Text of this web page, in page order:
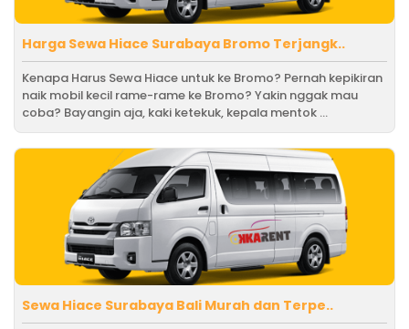
Harga Sewa Hiace Surabaya Bromo Terjangk..
Kenapa Harus Sewa Hiace untuk ke Bromo? Pernah kepikiran
naik mobil kecil rame-rame ke Bromo? Yakin nggak mau
coba? Bayangin aja, kaki ketekuk, kepala mentok ...
Sewa Hiace Surabaya Bali Murah dan Terpe..